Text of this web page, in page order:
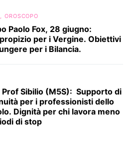
OROSCOPO
Paolo Fox, 28 giugno:
per i Vergine. Obiettivi
per i Bilancia.
Prof Sibilio (M5S): Supporto di
per i professionisti dello
Dignità per chi lavora meno
di stop